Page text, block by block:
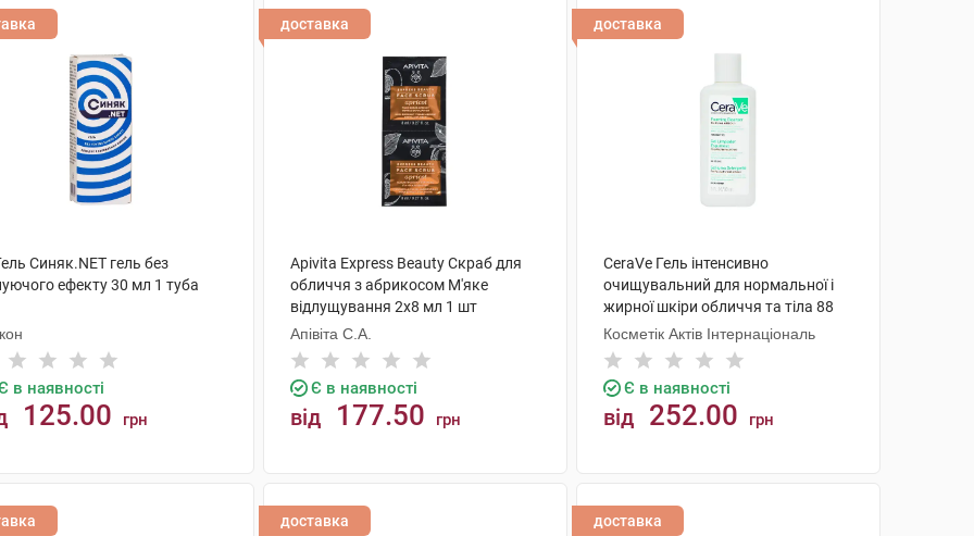
Синяк.NET гель без
ефекту 30 мл 1 туба
в наявності
125.00 грн
доставка
Apivita Express Beauty Скраб для
обличчя з абрикосом М'яке
відлущування 2х8 мл 1 шт
Апівіта С.А.
Є в наявності
від 177.50 грн
доставка
CeraVe Гель інтенсивно
очищувальний для нормальної і
жирної шкіри обличчя та тіла 88
мл 1 флакон
Косметік Актів Інтернаціональ
Є в наявності
від 252.00 грн
доставка доставка